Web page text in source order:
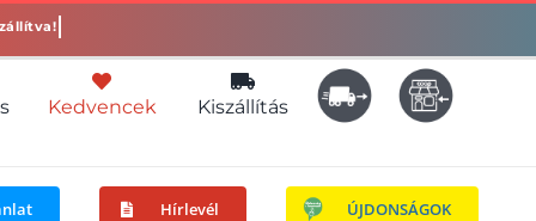
Kedvencek Kiszállítás
Hírlevél ÚJDONSÁGOK